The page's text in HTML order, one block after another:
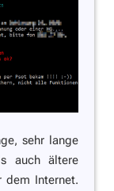
sehr lange
auch ältere
dem Internet.